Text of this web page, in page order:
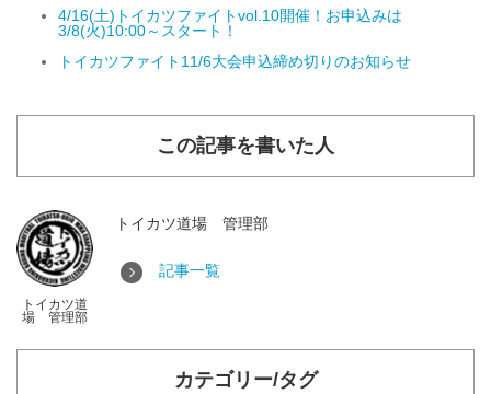
4/16(土)トイカツファイトvol.10開催！お申込みは
3/8(火)10:00～スタート！
トイカツファイト11/6大会申込締め切りのお知らせ
この記事を書いた人
トイカツ道
場 管理部
トイカツ道場 管理部
記事一覧
カテゴリー/タグ